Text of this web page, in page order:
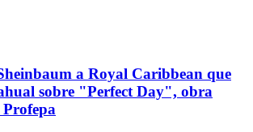
a Royal Caribbean que
sobre "Perfect Day", obra